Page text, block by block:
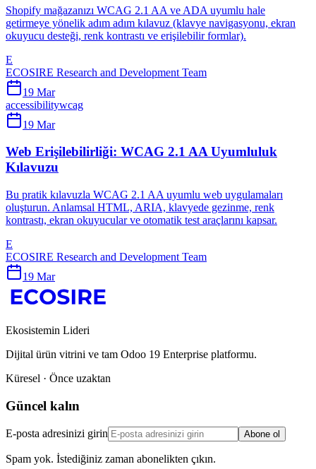
Shopify mağazanızı WCAG 2.1 AA ve ADA uyumlu hale
getirmeye yönelik adım adım kılavuz (klavye navigasyonu, ekran
okuyucu desteği, renk kontrastı ve erişilebilir formlar).
E
ECOSIRE Research and Development Team
19 Mar
accessibilitywcag
19 Mar
Web Erişilebilirliği: WCAG 2.1 AA Uyumluluk
Kılavuzu
Bu pratik kılavuzla WCAG 2.1 AA uyumlu web uygulamaları
oluşturun. Anlamsal HTML, ARIA, klavyede gezinme, renk
kontrastı, ekran okuyucular ve otomatik test araçlarını kapsar.
E
ECOSIRE Research and Development Team
19 Mar
Ekosistemin Lideri
Dijital ürün vitrini ve tam Odoo 19 Enterprise platformu.
Küresel · Önce uzaktan
Güncel kalın
E-posta adresinizi girin Abone ol
Spam yok. İstediğiniz zaman abonelikten çıkın.